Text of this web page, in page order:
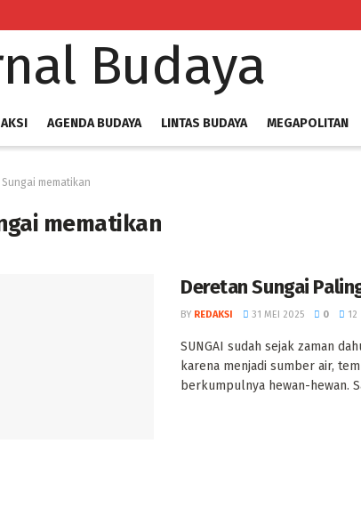
AGENDA BUDAYA LINTAS BUDAYA MEGAPOLITAN
Sungai mematikan
mematikan
Deretan Sungai
BY REDAKSI 31 MEI 2025 0 12
‎SUNGAI sudah sejak zaman
karena menjadi sumber air,
berkumpulnya hewan-hewan.